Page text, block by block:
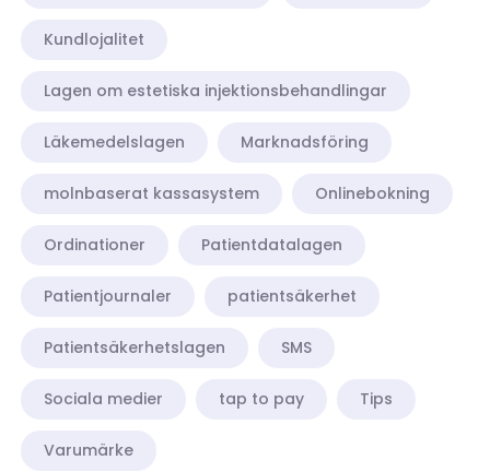
Kundlojalitet
Lagen om estetiska injektionsbehandlingar
Läkemedelslagen Marknadsföring
molnbaserat kassasystem Onlinebokning
Ordinationer Patientdatalagen
Patientjournaler patientsäkerhet
Patientsäkerhetslagen SMS
Sociala medier tap to pay Tips
Varumärke